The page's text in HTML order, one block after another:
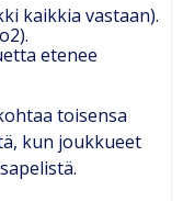
kaikkia vastaan).
etenee
toisensa
kun joukkueet